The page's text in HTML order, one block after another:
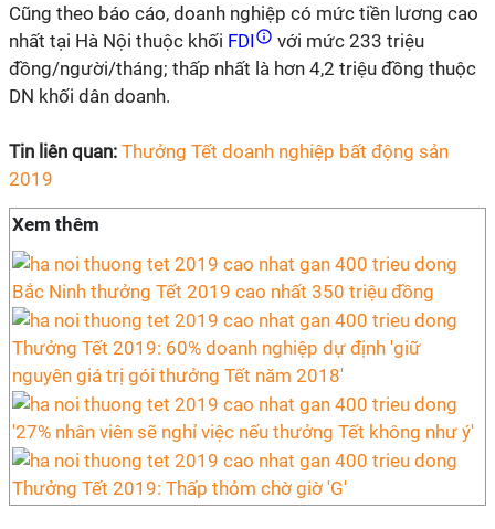
Cũng theo báo cáo, doanh nghiệp có mức tiền lương cao
nhất tại Hà Nội thuộc khối FDI
với mức 233 triệu
đồng/người/tháng; thấp nhất là hơn 4,2 triệu đồng thuộc
DN khối dân doanh.
Tin liên quan: Thưởng Tết doanh nghiệp bất động sản
2019
Xem thêm
Bắc Ninh thưởng Tết 2019 cao nhất 350 triệu đồng
Thưởng Tết 2019: 60% doanh nghiệp dự định 'giữ
nguyên giá trị gói thưởng Tết năm 2018'
'27% nhân viên sẽ nghỉ việc nếu thưởng Tết không như ý'
Thưởng Tết 2019: Thấp thỏm chờ giờ 'G'